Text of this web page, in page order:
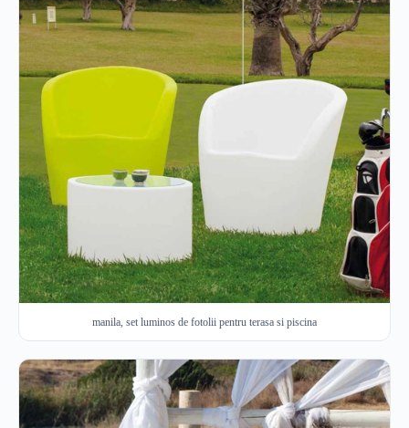
manila, set luminos de fotolii pentru terasa si piscina